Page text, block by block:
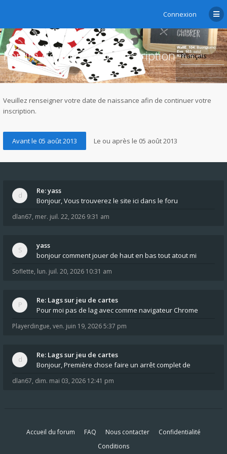
Connexion
Forum de chibre.ch - Inscription
Veuillez renseigner votre date de naissance afin de continuer votre
inscription.
Re: yass
Bonjour, Vous trouverez le site ici dans le foru
dlan67, mer. juil. 22, 2026 9:31 am
yass
bonjour comment jouer de haut en bas tout atout mi
Soflette, lun. juil. 20, 2026 10:31 am
Re: Lags sur jeu de cartes
Pour moi pas de lag avec comme navigateur Chrome
Playerdingue, ven. juin 19, 2026 5:37 pm
Re: Lags sur jeu de cartes
Bonjour, Première chose faire un arrêt complet de
dlan67, dim. mai 03, 2026 12:41 pm
Accueil du forum FAQ Nous contacter
Confidentialité
Conditions